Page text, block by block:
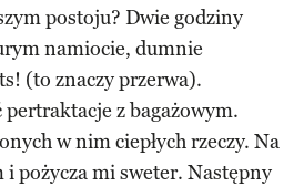
postoju? Dwie godziny
namiocie, dumnie
(to znaczy przerwa).
z bagażowym.
w nim ciepłych rzeczy. Na
i pożycza mi sweter. Następny